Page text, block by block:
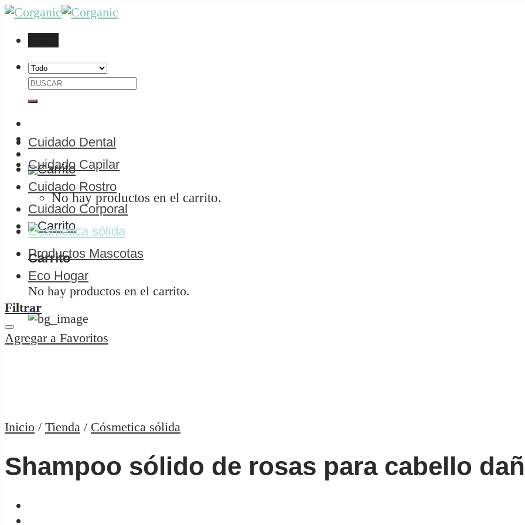
Skip
content
Buscar
por:
No hay productos en el carrito.
Carrito
No hay productos en el carrito.
Cuidado Dental
Cuidado Capilar
Cuidado Rostro
Cuidado Corporal
Cósmetica sólida
Productos Mascotas
Eco Hogar
Filtrar
Agregar a Favoritos
Inicio / Tienda / Cósmetica sólida
Shampoo sólido de rosas para cabello